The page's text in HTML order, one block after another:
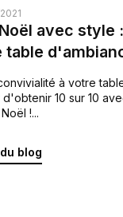
avec style
table
à votre
10 sur 10
!...
blog